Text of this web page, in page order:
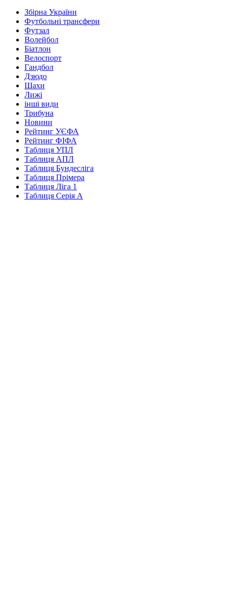
Збірна України
Футбольні трансфери
Футзал
Волейбол
Біатлон
Велоспорт
Гандбол
Дзюдо
Шахи
Лижі
інші види
Трибуна
Новини
Рейтинг УЄФА
Рейтинг ФІФА
Таблиця УПЛ
Таблиця АПЛ
Таблиця Бундесліга
Таблиця Прімера
Таблиця Ліга 1
Таблиця Серія А